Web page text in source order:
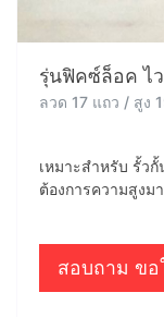
รุ่นฟิคซ์ล็อค ไ
ลวด 17 แถว / สูง
เหมาะสำหรับ รั้ว
ต้องการความสูงม
สอบถาม ขอ